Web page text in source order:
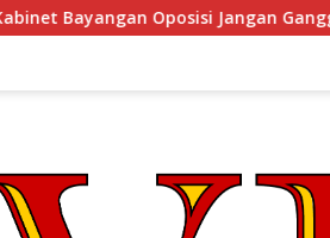
Ganggu Stabilitas Nasional